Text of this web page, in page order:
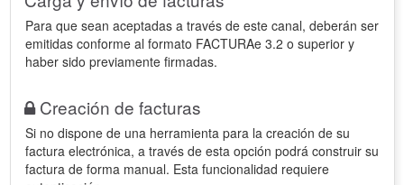
Para que sean aceptadas a través de este canal, deberán ser
emitidas conforme al formato FACTURAe 3.2 o superior y
haber sido previamente firmadas.
Creación de facturas
Si no dispone de una herramienta para la creación de su
factura electrónica, a través de esta opción podrá construir su
factura de forma manual. Esta funcionalidad requiere